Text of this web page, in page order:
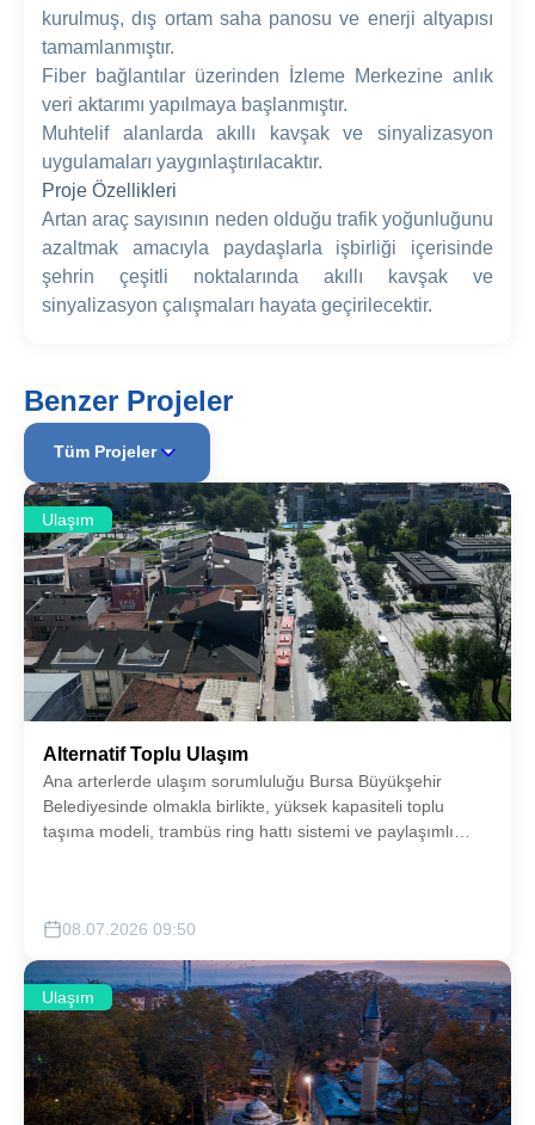
kurulmuş, dış ortam saha panosu ve enerji altyapısı
tamamlanmıştır.
Fiber bağlantılar üzerinden İzleme Merkezine anlık
veri aktarımı yapılmaya başlanmıştır.
Muhtelif alanlarda akıllı kavşak ve sinyalizasyon
uygulamaları yaygınlaştırılacaktır.
Proje Özellikleri
Artan araç sayısının neden olduğu trafik yoğunluğunu
azaltmak amacıyla paydaşlarla işbirliği içerisinde
şehrin çeşitli noktalarında akıllı kavşak ve
sinyalizasyon çalışmaları hayata geçirilecektir.
Benzer Projeler
Tüm Projeler
Ulaşım
Alternatif Toplu Ulaşım
Ana arterlerde ulaşım sorumluluğu Bursa Büyükşehir
Belediyesinde olmakla birlikte, yüksek kapasiteli toplu
taşıma modeli, trambüs ring hattı sistemi ve paylaşımlı
08.07.2026 09:50
Ulaşım